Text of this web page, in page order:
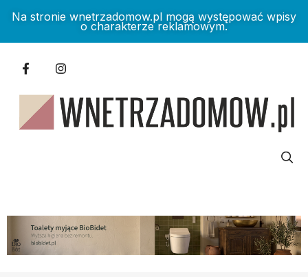
Na stronie wnetrzadomow.pl mogą występować wpisy
o charakterze reklamowym.